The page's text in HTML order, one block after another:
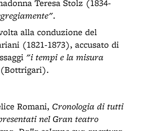
Teresa Stolz (1834-
.
alla conduzione del
(1821-1873), accusato di
"i tempi e la misura
(Bottrigari).
Romani, Cronologia di tutti
nel Gran teatro